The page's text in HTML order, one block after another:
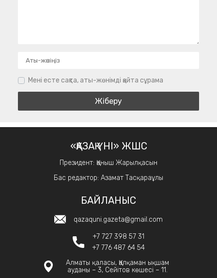
Мені есте сақта, аты-жөнімді қайта сұрама
«ҚАЗАҚ ҮНІ» ЖШС
Президент: Қаныш Жарылқасын
Бас редактор: Азамат Тасқараұлы
БАЙЛАНЫС
qazaquni.gazeta@gmail.com
+7 727 398 57 31
+7 776 487 64 54
Алматы қаласы, Қалқаман ықшам
ауданы – 3, Сейітов көшесі – 11.